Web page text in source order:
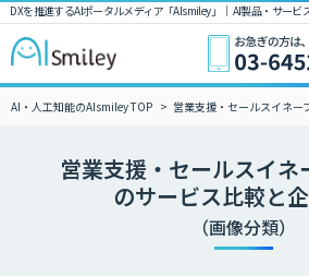
DXを推進するAIポータルメディア「AIsmiley」｜ AI製品・サービ
AI・人工知能のAIsmiley TOP 営業支援・セールスイネ
営業支援・セールスイネ
のサービス比較と
（画像分類）